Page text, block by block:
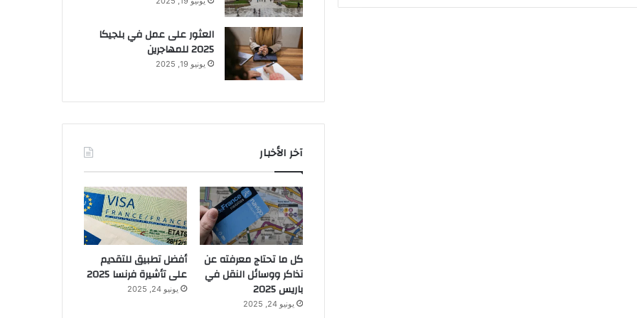
العثور على عمل في بلجيكا
2025 للمهاجرين
يونيو 19, 2025
آخر الأخبار
كل ما تحتاج معرفته عن
تذاكر ووسائل النقل في
باريس 2025
يونيو 24, 2025
أفضل تطبيق للتقديم
على تأشيرة فرنسا 2025
يونيو 24, 2025